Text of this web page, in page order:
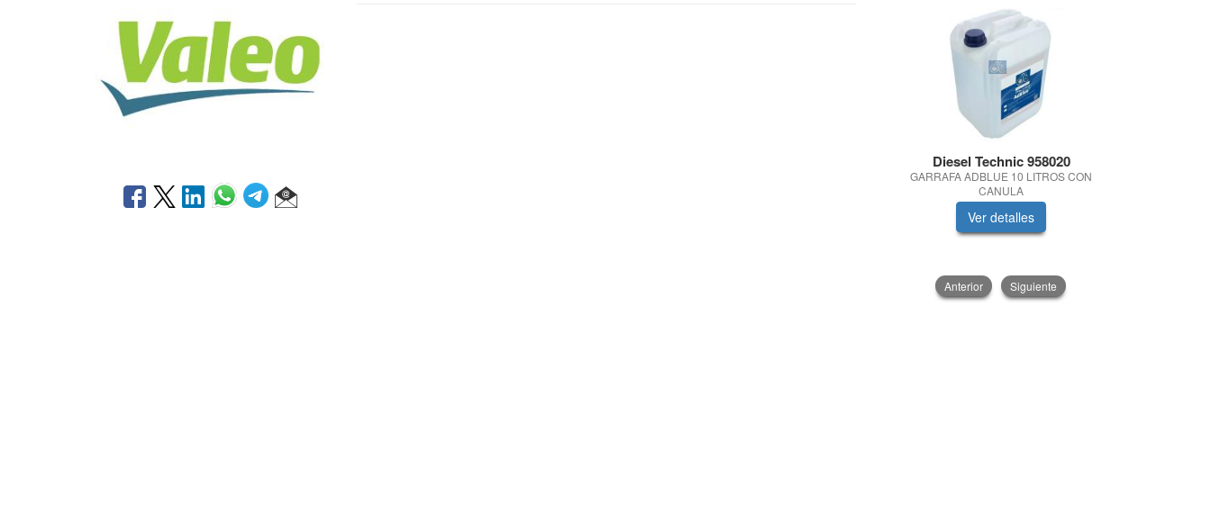
Diesel Technic 958020
GARRAFA ADBLUE 10 LITROS CON
CANULA
Ver detalles
Anterior Siguiente